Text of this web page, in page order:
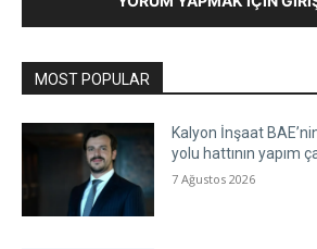
MOST POPULAR
Kalyon İnşaat
yolu hattının yapım
7 Ağustos 2026